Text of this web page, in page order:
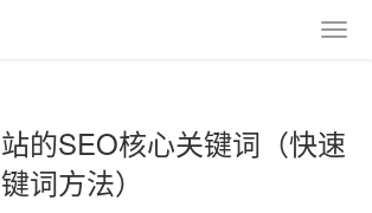
的SEO核心关键词（快速
词方法）